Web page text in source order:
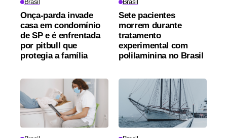
Brasil
Onça-parda invade
casa em condomínio
de SP e é enfrentada
por pitbull que
protegia a família
Brasil
Sete pacientes
morrem durante
tratamento
experimental com
polilaminina no Brasil